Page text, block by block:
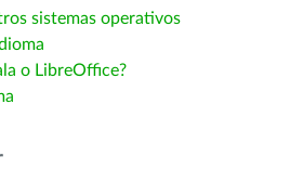
sistemas operativos
o LibreOffice?